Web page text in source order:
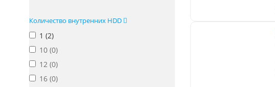
Количество внутренних HDD
1 (2)
10 (0)
12 (0)
16 (0)